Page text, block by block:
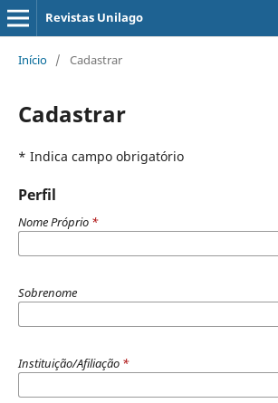
Revistas Unilago
Início / Cadastrar
Cadastrar
* Indica campo obrigatório
Perfil
Nome Próprio *
Sobrenome
Instituição/Afiliação *